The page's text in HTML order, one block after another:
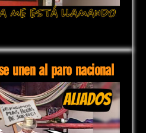
unen al paro nacional